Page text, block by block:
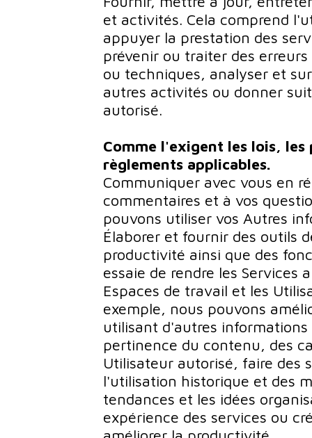
et activités. Cela comprend
appuyer la prestation des
prévenir ou traiter des
ou techniques, analyser et
autres activités ou donner
autorisé.
Comme l'exigent les lois,
règlements applicables.
Communiquer avec vous en
commentaires et à vos
pouvons utiliser vos Autres
Élaborer et fournir des outils
productivité ainsi que des
essaie de rendre les Services
Espaces de travail et les
exemple, nous pouvons
utilisant d'autres
pertinence du contenu, des
Utilisateur autorisé, faire des
l'utilisation historique et des
tendances et les idées
expérience des services ou